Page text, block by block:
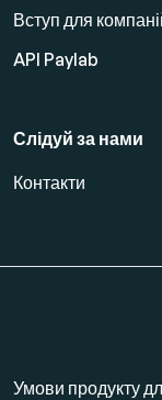
Вступ для
API Paylab
Слідуй за нами
Контакти
Умови продукту